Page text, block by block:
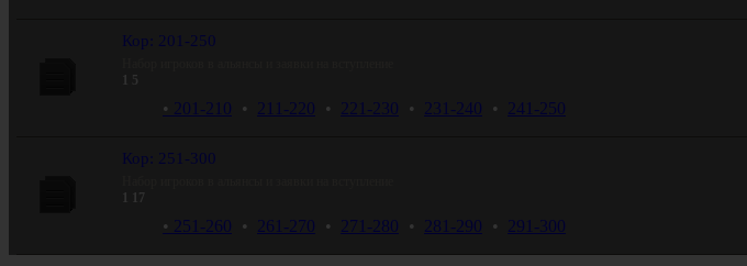
Кор: 201-250
5
201-210 • 211-220 • 221-230 • 231-240 • 241-250
Кор: 251-300
17
251-260 • 261-270 • 271-280 • 281-290 • 291-300